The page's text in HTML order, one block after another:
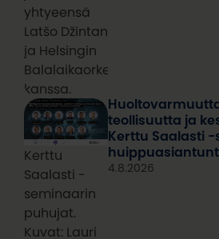
yhtyeensä
Latšo Džintan
ja Helsingin
Balalaikaorkesterin
kanssa.
Kerttu
Saalasti -
seminaarin
puhujat.
Kuvat: Lauri
teollisuutta ja
Kerttu Saalasti
4.8.2026